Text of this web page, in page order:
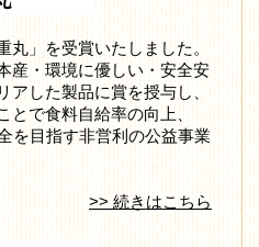
丸」を受賞いたしました。
産・環境に優しい・安全安
アした製品に賞を授与し、
とで食料自給率の向上、
を目指す非営利の公益事業
>> 続きはこちら